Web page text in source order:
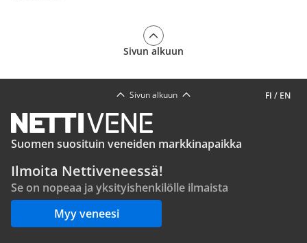
Sivun alkuun
FI / EN
Sivun alkuun
Suomen suosituin veneiden markkinapaikka
Ilmoita Nettiveneessä!
Se on nopeaa ja yksityishenkilölle ilmaista
Myy veneesi